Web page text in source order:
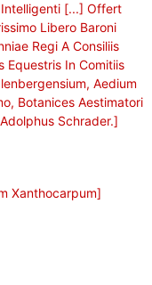
[...] Offert
Libero Baroni
Regi A Consiliis
Equestris In Comitiis
Aedium
Botanices Aestimatori
Schrader.]
Xanthocarpum]